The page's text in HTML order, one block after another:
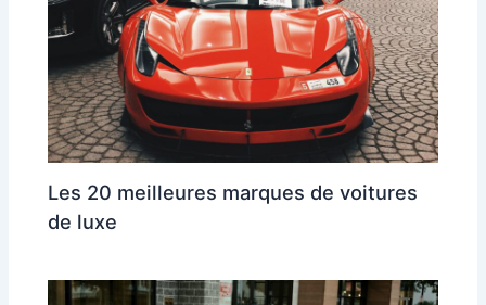
Les 20 meilleures marques de voitures
de luxe